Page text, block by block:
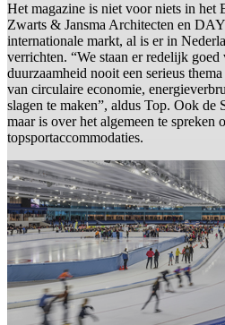
Het magazine is niet voor niets in het
Zwarts & Jansma Architecten en
internationale markt, al is er in
verrichten. “We staan er redelijk
duurzaamheid nooit een serieus
van circulaire economie,
slagen te maken”, aldus Top. Ook de
maar is over het algemeen te spreken
topsportaccommodaties.